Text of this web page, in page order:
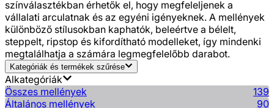
színválasztékban érhetők el, hogy megfeleljenek a
vállalati arculatnak és az egyéni igényeknek. A mellények
különböző stílusokban kaphatók, beleértve a bélelt,
steppelt, ripstop és kifordítható modelleket, így mindenki
megtalálhatja a számára legmegfelelőbb darabot.
Kategóriák és termékek szűrése
Alkategóriák
Összes mellények
139
Általános mellények
90